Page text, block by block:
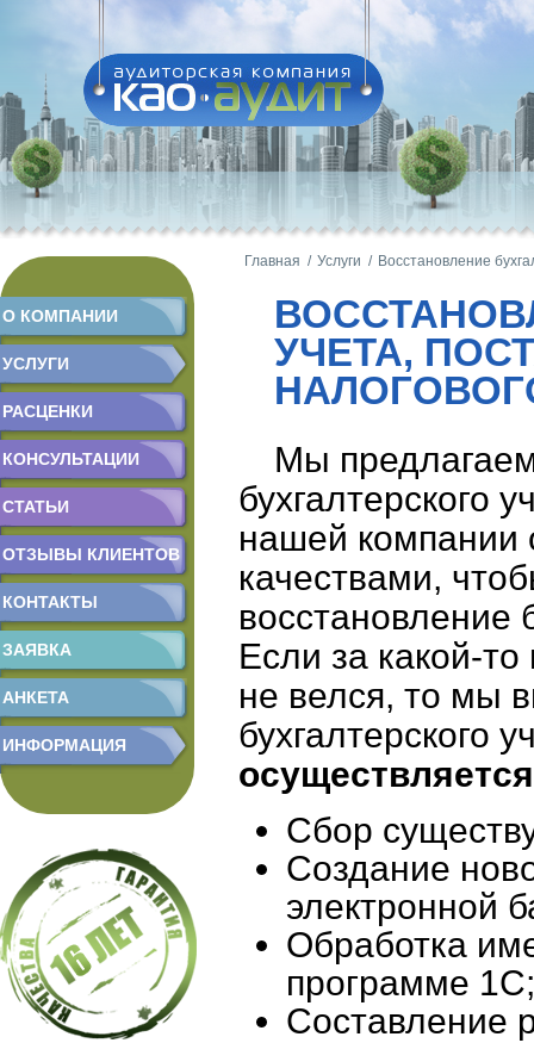
Главная / Услуги / Восстановление
УЧЕТА,
Мы
бухгалтерского
нашей
качествами,
восстановление
Если за какой-
не велся, то мы
бухгалтерского
Сбор
Создание
электронной
Обработка
программе 1С;
Составление
О КОМПАНИИ
УСЛУГИ
РАСЦЕНКИ
КОНСУЛЬТАЦИИ
СТАТЬИ
ОТЗЫВЫ КЛИЕНТОВ
КОНТАКТЫ
ЗАЯВКА
АНКЕТА
ИНФОРМАЦИЯ